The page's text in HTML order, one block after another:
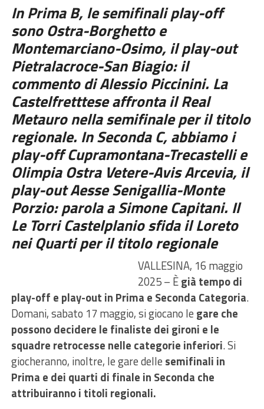
In Prima B, le semifinali play-off
sono Ostra-Borghetto e
Montemarciano-Osimo, il play-out
Pietralacroce-San Biagio: il
commento di Alessio Piccinini. La
Castelfretttese affronta il Real
Metauro nella semifinale per il titolo
regionale. In Seconda C, abbiamo i
play-off Cupramontana-Trecastelli e
Olimpia Ostra Vetere-Avis Arcevia, il
play-out Aesse Senigallia-Monte
Porzio: parola a Simone Capitani. Il
Le Torri Castelplanio sfida il Loreto
nei Quarti per il titolo regionale
VALLESINA, 16 maggio
2025 – Ègià tempo di
play-off e play-out in Prima e Seconda Categoria.
Domani, sabato 17 maggio, si giocano le gare che
possono decidere le finaliste dei gironi e le
squadre retrocesse nelle categorie inferiori. Si
giocheranno, inoltre, le gare delle semifinali in
Prima e dei quarti di finale in Seconda che
attribuiranno i titoli regionali.